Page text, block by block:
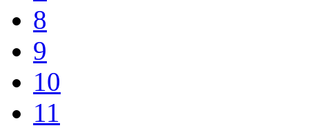
8
9
10
11